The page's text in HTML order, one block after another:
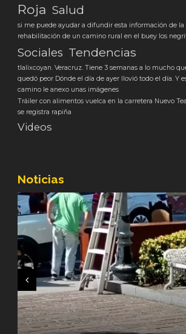
Roja Salud
si me puede ayudar a difundir esta información de la
rehabilitación de un camino rural en el buey los
Sociales Tendencias
tlalixcoyan. Veracruz. Tiene 3 semanas a lo mucho
quedó peor Dónde el día de ayer llovió todo el día. Y
camino le anexo unas imágenes
Tráiler con alimentos vuelca en la carretera Nuevo
se registra rapiña
Videos
Noticias
REGUARDA GN SEGURIDAD EN